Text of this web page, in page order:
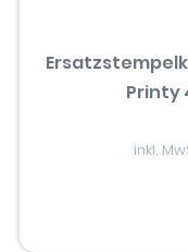
Printy
inkl.